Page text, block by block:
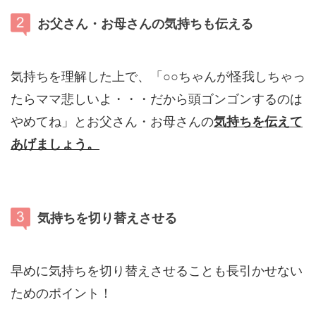
お父さん・お母さんの気持ちも伝える
気持ちを理解した上で、「○○ちゃんが怪我しちゃっ
たらママ悲しいよ・・・だから頭ゴンゴンするのは
やめてね」とお父さん・お母さんの気持ちを伝えて
あげましょう。
気持ちを切り替えさせる
早めに気持ちを切り替えさせることも長引かせない
ためのポイント！